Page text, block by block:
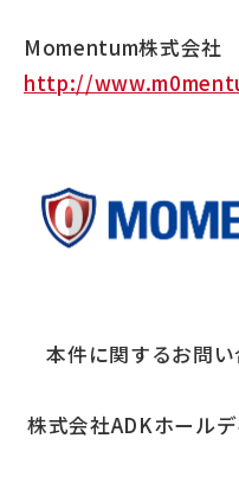
Momentum株式会社
http://
本件に関するお問
株式会社ADKホール